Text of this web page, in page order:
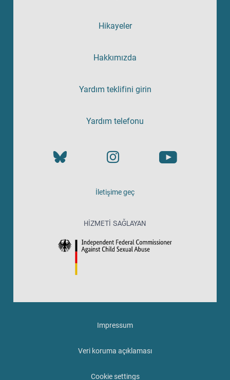
Hikayeler
Hakkımızda
Yardım teklifini girin
Yardım telefonu
İletişime geç
HIZMETI SAĞLAYAN
Impressum
Veri koruma açıklaması
Cookie settings